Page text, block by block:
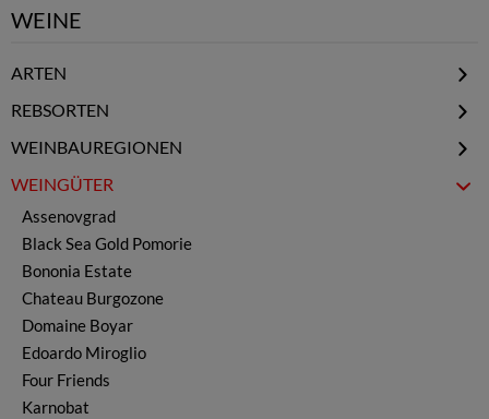
WEINE
ARTEN
Natural / Low Intervention
Rotwein
Weißwein
Rosewein
Cuvee Wein
Likörwein
Reserve Wein
Prämierte Weine
Wermut - Pelin
Magnum
ohne Sulfite
REBSORTEN
Cabernet Franc
Chardonnay
Dimiat
Gamza & Kadarka
Grenache
Riesling
Rkaziteli
Malbec
Marselan
Mavrud
WEINBAUREGIONEN
Donauebene - Nord
Schwarzmeerregion - Ost
Rosental - Zentral
Thrakische Tiefebene - Süd
Strumatal - Südwest
WEINGÜTER
Assenovgrad
Black Sea Gold Pomorie
Bononia Estate
Chateau Burgozone
Domaine Boyar
Edoardo Miroglio
Four Friends
Karnobat